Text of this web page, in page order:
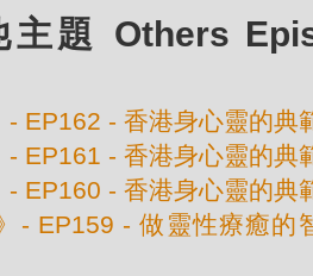
主題 Others
- EP162 - 香港身心靈的典
- EP161 - 香港身心靈的典
- EP160 - 香港身心靈的典
- EP159 - 做靈性療癒的